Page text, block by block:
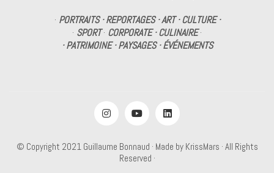
· PORTRAITS · REPORTAGES · ART · CULTURE ·
· SPORT· CORPORATE · CULINAIRE·
· PATRIMOINE · PAYSAGES · ÉVÉNEMENTS
© Copyright 2021 Guillaume Bonnaud · Made by KrissMars · All Rights
Reserved ·